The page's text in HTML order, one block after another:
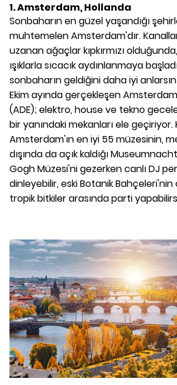
1. Amsterdam, Hollanda
Sonbaharın en güzel yaşandığı
muhtemelen Amsterdam'dır.
uzanan ağaçlar kıpkırmızı
ışıklarla sıcacık aydınlanmaya
sonbaharın geldiğini daha iyi
Ekim ayında gerçekleşen
(ADE); elektro, house ve tekno
bir yanındaki mekanları ele geçiriyor.
Amsterdam'ın en iyi 55 müzesinin,
dışında da açık kaldığı
Gogh Müzesi'ni gezerken canlı DJ
dinleyebilir, eski Botanik
tropik bitkiler arasında parti